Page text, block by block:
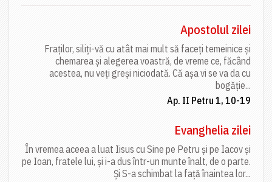
Apostolul zilei
Fraților, siliți-vă cu atât mai mult să faceți temeinice și
chemarea și alegerea voastră, de vreme ce, făcând
acestea, nu veți greși niciodată. Că așa vi se va da cu
bogăție...
Ap. II Petru 1, 10-19
Evanghelia zilei
În vremea aceea a luat Iisus cu Sine pe Petru și pe Iacov și
pe Ioan, fratele lui, și i-a dus într-un munte înalt, de o parte.
Și S-a schimbat la față înaintea lor...